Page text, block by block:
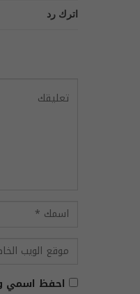
اترك رد
احفظ اسمي